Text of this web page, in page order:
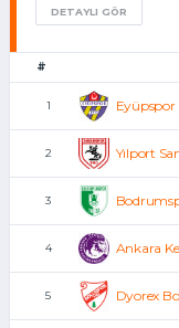
DETAYLI GÖR
#
1 Eyüpspor
2 Yılport
3
4 Ankara
5 Dyorex